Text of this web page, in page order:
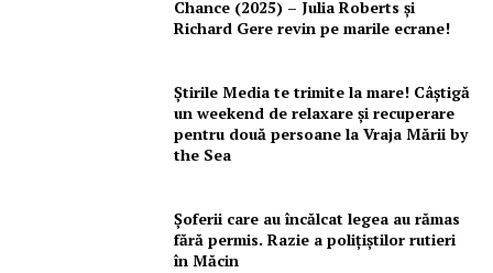
Chance (2025) – Julia Roberts și
Richard Gere revin pe marile ecrane!
Știrile Media te trimite la mare! Câștigă
un weekend de relaxare și recuperare
pentru două persoane la Vraja Mării by
the Sea
Șoferii care au încălcat legea au rămas
fără permis. Razie a polițiștilor rutieri
în Măcin